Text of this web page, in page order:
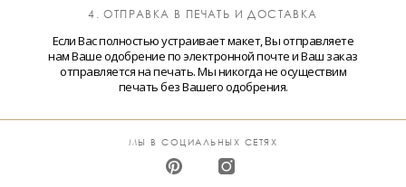
4. ОТПРАВКА В ПЕЧАТЬ И ДОСТАВКА
Если Вас полностью устраивает макет, Вы отправляете
нам Ваше одобрение по электронной почте и Ваш заказ
отправляется на печать. Мы никогда не осуществим
печать без Вашего одобрения.
МЫ В СОЦИАЛЬНЫХ СЕТЯХ